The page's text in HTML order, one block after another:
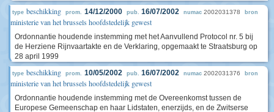
type beschikking prom. 14/12/2000 pub. 16/07/2002 numac 2002031378 bron
ministerie van het brussels hoofdstedelijk gewest
Ordonnantie houdende instemming met het Aanvullend Protocol nr. 5 bij
de Herziene Rijnvaartakte en de Verklaring, opgemaakt te Straatsburg op
28 april 1999
type beschikking prom. 10/05/2002 pub. 16/07/2002 numac 2002031376 bron
ministerie van het brussels hoofdstedelijk gewest
Ordonnantie houdende instemming met de Overeenkomst tussen de
Europese Gemeenschap en haar Lidstaten, enerzijds, en de Zwitserse